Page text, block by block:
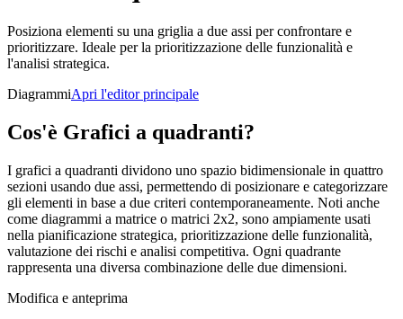
Posiziona elementi su una griglia a due assi per confrontare e
prioritizzare. Ideale per la prioritizzazione delle funzionalità e
l'analisi strategica.
DiagrammiApri l'editor principale
Cos'è Grafici a quadranti?
I grafici a quadranti dividono uno spazio bidimensionale in quattro
sezioni usando due assi, permettendo di posizionare e categorizzare
gli elementi in base a due criteri contemporaneamente. Noti anche
come diagrammi a matrice o matrici 2x2, sono ampiamente usati
nella pianificazione strategica, prioritizzazione delle funzionalità,
valutazione dei rischi e analisi competitiva. Ogni quadrante
rappresenta una diversa combinazione delle due dimensioni.
Modifica e anteprima